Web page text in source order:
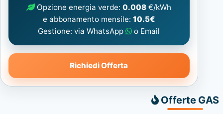
Opzione energia verde:0.008 €/kWh
e abbonamento mensile: 10.5€
Gestione: via WhatsApp
o Email
Richiedi Offerta
Offerte GAS